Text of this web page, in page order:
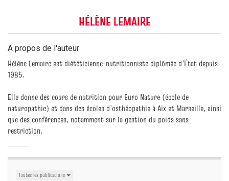
HÉLÈNE LEMAIRE
A propos de l'auteur
Hélène Lemaire est diététicienne-nutritionniste diplômée d’État depuis
1985.
Elle donne des cours de nutrition pour Euro Nature (école de
naturopathie) et dans des écoles d’osthéopathie à Aix et Marseille, ainsi
que des conférences, notamment sur la gestion du poids sans
restriction.
Toutes les publications